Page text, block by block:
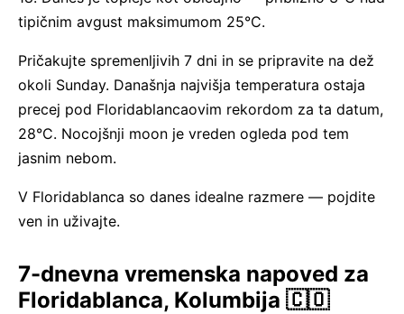
tipičnim avgust maksimumom 25°C.
Pričakujte spremenljivih 7 dni in se pripravite na dež
okoli Sunday. Današnja najvišja temperatura ostaja
precej pod Floridablancaovim rekordom za ta datum,
28°C. Nocojšnji moon je vreden ogleda pod tem
jasnim nebom.
V Floridablanca so danes idealne razmere — pojdite
ven in uživajte.
7-dnevna vremenska napoved za
Floridablanca, Kolumbija 🇨🇴